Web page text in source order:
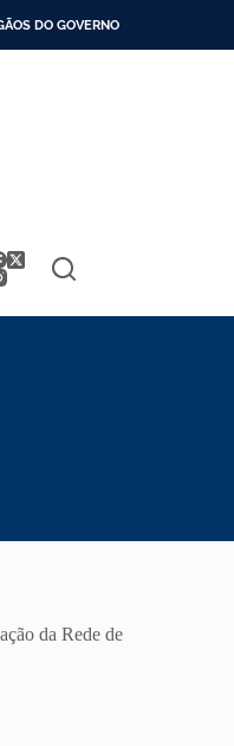
DO GOVERNO
da Rede de